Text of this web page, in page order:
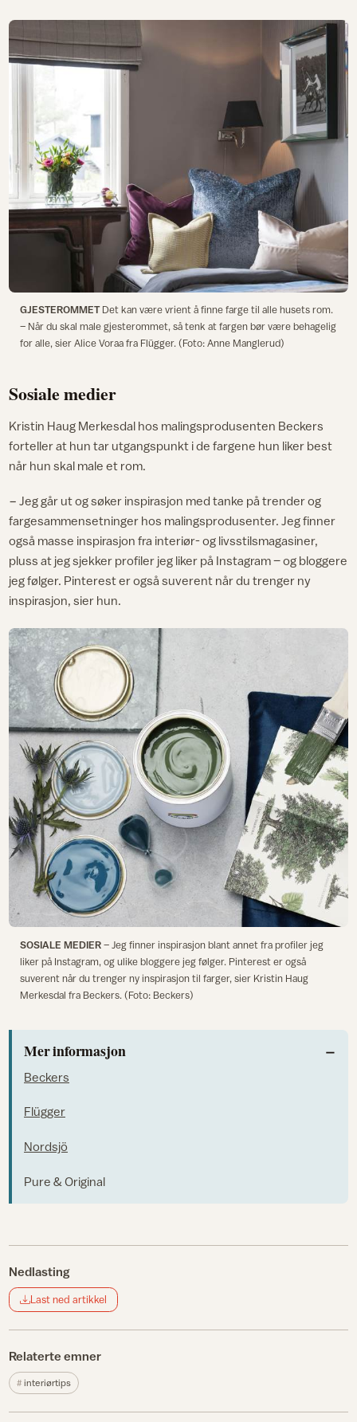
GJESTEROMMETDet kan være vrient å finne farge til alle husets rom.
– Når du skal male gjesterommet, så tenk at fargen bør være behagelig
for alle, sier Alice Voraa fra Flügger. (Foto: Anne Manglerud)
Sosiale medier
Kristin Haug Merkesdal hos malingsprodusenten Beckers
forteller at hun tar utgangspunkt i de fargene hun liker best
når hun skal male et rom.
− Jeg går ut og søker inspirasjon med tanke på trender og
fargesammensetninger hos malingsprodusenter. Jeg finner
også masse inspirasjon fra interiør- og livsstilsmagasiner,
pluss at jeg sjekker profiler jeg liker på Instagram – og bloggere
jeg følger. Pinterest er også suverent når du trenger ny
inspirasjon, sier hun.
SOSIALE MEDIER– Jeg finner inspirasjon blant annet fra profiler jeg
liker på Instagram, og ulike bloggere jeg følger. Pinterest er også
suverent når du trenger ny inspirasjon til farger, sier Kristin Haug
Merkesdal fra Beckers. (Foto: Beckers)
Mer informasjon
Beckers
Flügger
Nordsjö
Pure & Original
Nedlasting
Last ned artikkel
Relaterte emner
interiørtips